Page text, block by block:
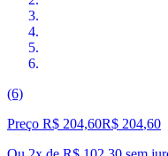
(6)
Preço R$ 204,60R$ 204,60